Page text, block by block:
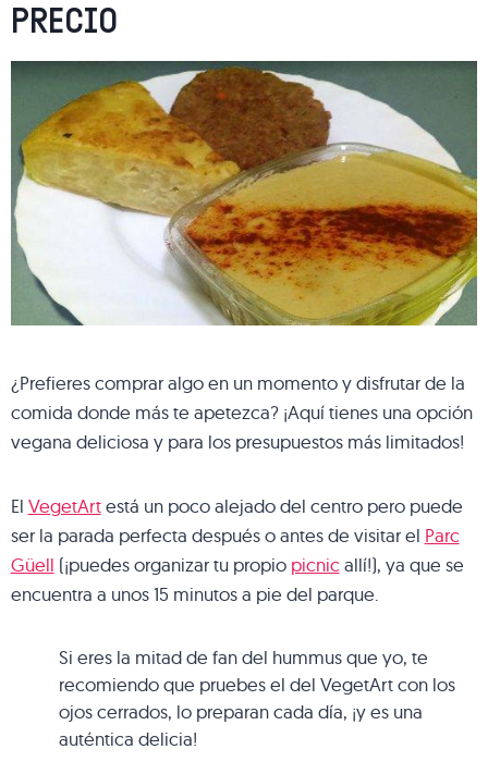
PRECIO
¿Prefieres comprar algo en un momento y disfrutar de la
comida donde más te apetezca? ¡Aquí tienes una opción
vegana deliciosa y para los presupuestos más limitados!
El VegetArtestá un poco alejado del centro pero puede
ser la parada perfecta después o antes de visitar el Parc
Güell (¡puedes organizar tu propio picnic allí!), ya que se
encuentra a unos 15 minutos a pie del parque.
Si eres la mitad de fan del hummus que yo, te
recomiendo que pruebes el del VegetArt con los
ojos cerrados, lo preparan cada día, ¡y es una
auténtica delicia!